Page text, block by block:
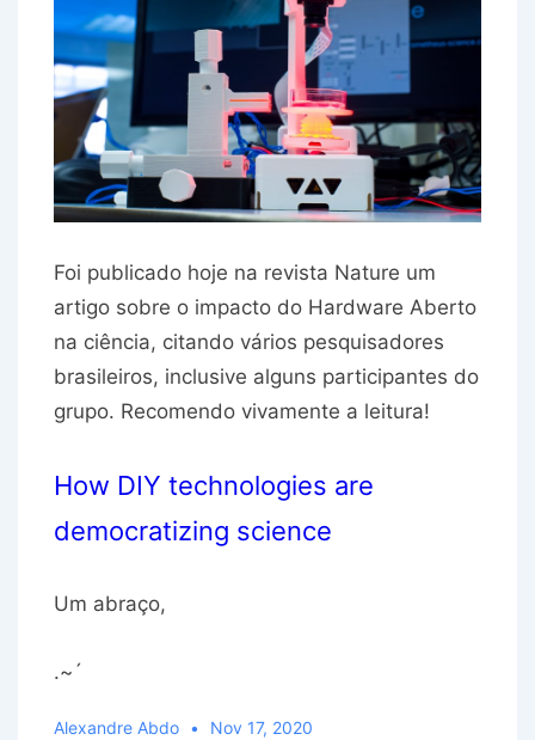
Foi publicado hoje na revista Nature um
artigo sobre o impacto do Hardware Aberto
na ciência, citando vários pesquisadores
brasileiros, inclusive alguns participantes do
grupo. Recomendo vivamente a leitura!
How DIY technologies are
democratizing science
Um abraço,
.~´
Alexandre Abdo Nov 17, 2020